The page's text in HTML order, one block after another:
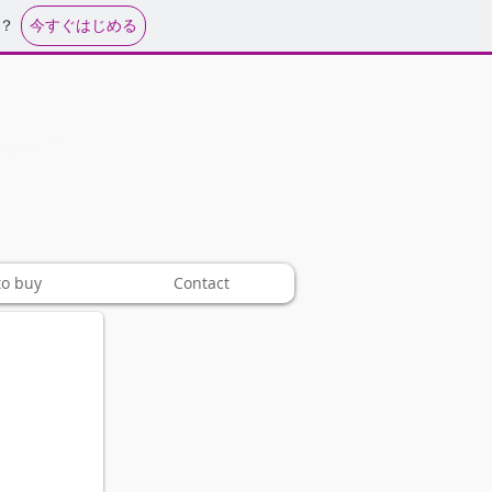
今すぐはじめる
buy Contact